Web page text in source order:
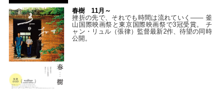
春樹 11月～
挫折の先で、それでも時間は流れていく—— 釜
山国際映画祭と東京国際映画祭で3冠受賞。 チ
ャン・リュル（張律）監督最新2作、待望の同時
公開。